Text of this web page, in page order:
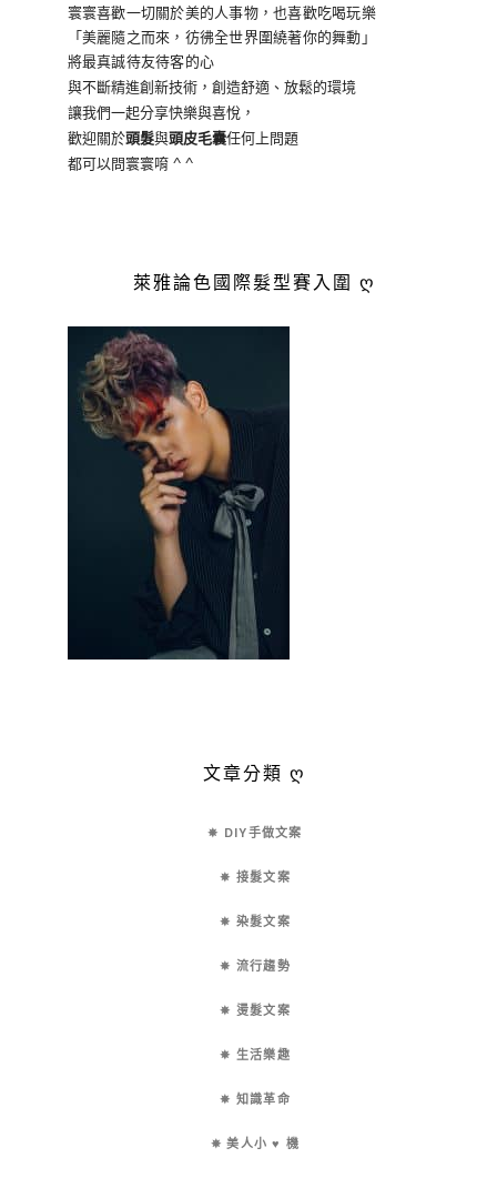
寰寰喜歡一切關於美的人事物，也喜歡吃喝玩樂
「美麗隨之而來，彷彿全世界圍繞著你的舞動」
將最真誠待友待客的心
與不斷精進創新技術，創造舒適、放鬆的環境
讓我們一起分享快樂與喜悅，
歡迎關於頭髮與頭皮毛囊任何上問題
都可以問寰寰唷 ^ ^
萊雅論色國際髮型賽入圍 ღ
文章分類 ღ
✵ DIY手做文案
✵ 接髮文案
✵ 染髮文案
✵ 流行趨勢
✵ 燙髮文案
✵ 生活樂趣
✵ 知識革命
✵ 美人小 ♥ 機